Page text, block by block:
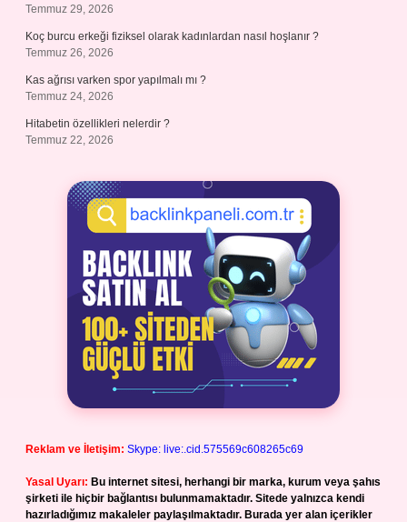
Temmuz 29, 2026
Koç burcu erkeği fiziksel olarak kadınlardan nasıl hoşlanır ?
Temmuz 26, 2026
Kas ağrısı varken spor yapılmalı mı ?
Temmuz 24, 2026
Hitabetin özellikleri nelerdir ?
Temmuz 22, 2026
Reklam ve İletişim: Skype: live:.cid.575569c608265c69
Yasal Uyarı: Bu internet sitesi, herhangi bir marka, kurum veya şahıs
şirketi ile hiçbir bağlantısı bulunmamaktadır. Sitede yalnızca kendi
hazırladığımız makaleler paylaşılmaktadır. Burada yer alan içerikler